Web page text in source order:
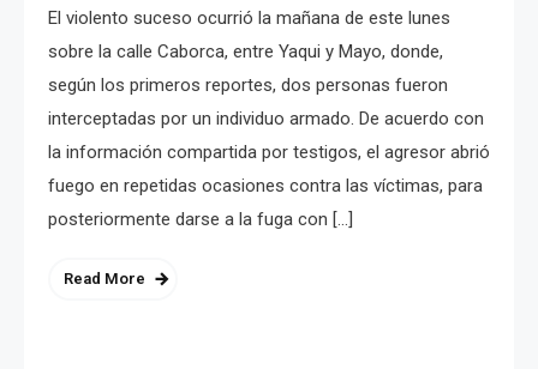
El violento suceso ocurrió la mañana de este lunes
sobre la calle Caborca, entre Yaqui y Mayo, donde,
según los primeros reportes, dos personas fueron
interceptadas por un individuo armado. De acuerdo con
la información compartida por testigos, el agresor abrió
fuego en repetidas ocasiones contra las víctimas, para
posteriormente darse a la fuga con […]
Read More